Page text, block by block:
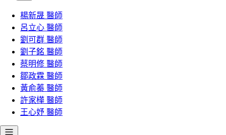
楊新晟 醫師
呂立心 醫師
劉可群 醫師
劉子銘 醫師
蔡明修 醫師
鄒政霖 醫師
黃俞蓁 醫師
許家樺 醫師
王心妤 醫師